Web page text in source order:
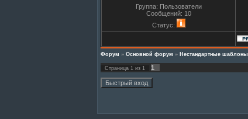
Группа: Пользователи
Сообщений: 10
Статус:
Форум » Основной форум » Нестандартные шаблоны
Страница 1 из 1
1